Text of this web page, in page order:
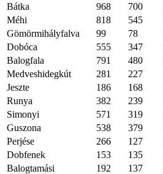
Bátka
968 700
Méhi
818 545
Gömörmihályfalva
99 78
Dobóca
555 347
Balogfala
791 480
Medveshidegkút
281 227
Jeszte
186 168
Runya
382 239
Simonyi
571 319
Guszona
538 379
Perjése
266 127
Dobfenek
153 135
Balogtamási
192 137